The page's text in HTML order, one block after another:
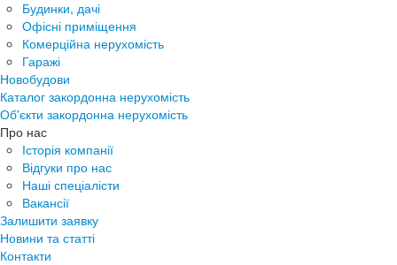
Будинки, дачі
Офісні приміщення
Комерційна нерухомість
Гаражі
Новобудови
Каталог закордонна нерухомість
Об'єкти закордонна нерухомість
Про нас
Історія компанії
Відгуки про нас
Наші спеціалісти
Вакансії
Залишити заявку
Новини та статті
Контакти